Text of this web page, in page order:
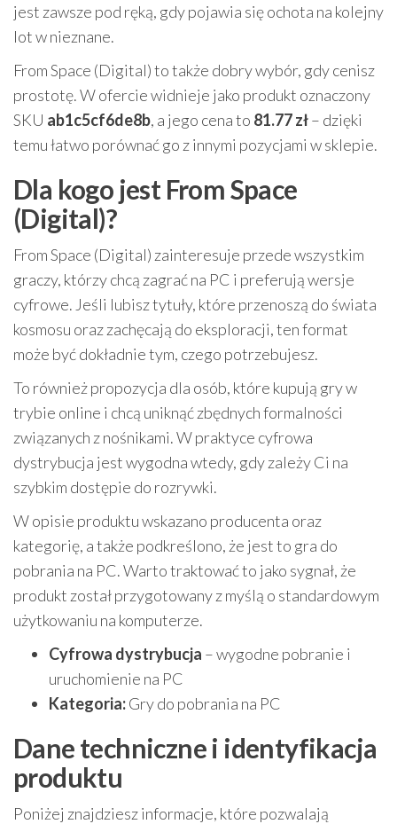
jest zawsze pod ręką, gdy pojawia się ochota na kolejny
lot w nieznane.
From Space (Digital) to także dobry wybór, gdy cenisz
prostotę. W ofercie widnieje jako produkt oznaczony
SKU ab1c5cf6de8b, a jego cena to 81.77 zł– dzięki
temu łatwo porównać go z innymi pozycjami w sklepie.
Dla kogo jest From Space
(Digital)?
From Space (Digital) zainteresuje przede wszystkim
graczy, którzy chcą zagrać na PC i preferują wersje
cyfrowe. Jeśli lubisz tytuły, które przenoszą do świata
kosmosu oraz zachęcają do eksploracji, ten format
może być dokładnie tym, czego potrzebujesz.
To również propozycja dla osób, które kupują gry w
trybie online i chcą uniknąć zbędnych formalności
związanych z nośnikami. W praktyce cyfrowa
dystrybucja jest wygodna wtedy, gdy zależy Ci na
szybkim dostępie do rozrywki.
W opisie produktu wskazano producenta oraz
kategorię, a także podkreślono, że jest to gra do
pobrania na PC. Warto traktować to jako sygnał, że
produkt został przygotowany z myślą o standardowym
użytkowaniu na komputerze.
Cyfrowa dystrybucja – wygodne pobranie i
uruchomienie na PC
Kategoria:Gry do pobrania na PC
Dane techniczne i identyfikacja
produktu
Poniżej znajdziesz informacje, które pozwalają